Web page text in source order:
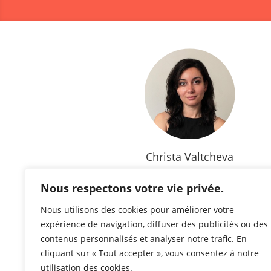
Nous respectons votre vie privée.
Nous utilisons des cookies pour améliorer votre
expérience de navigation, diffuser des publicités ou des
contenus personnalisés et analyser notre trafic. En
cliquant sur « Tout accepter », vous consentez à notre
utilisation des cookies.
Christa Valtcheva
Marketing d’influence, Diversité &
Talent Management, FPS